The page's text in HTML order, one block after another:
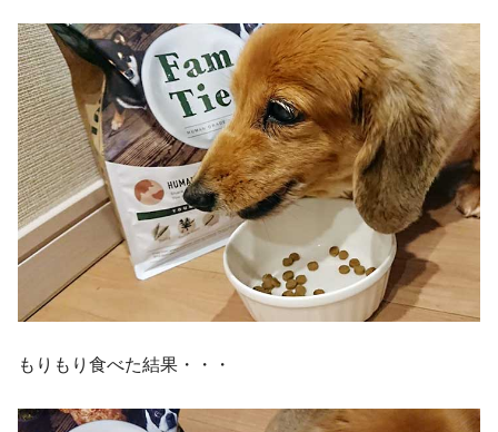
もりもり食べた結果・・・